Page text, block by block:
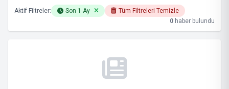
Aktif Filtreler: Son 1 Ay
Tüm Filtreleri Temizle
0 haber bulundu